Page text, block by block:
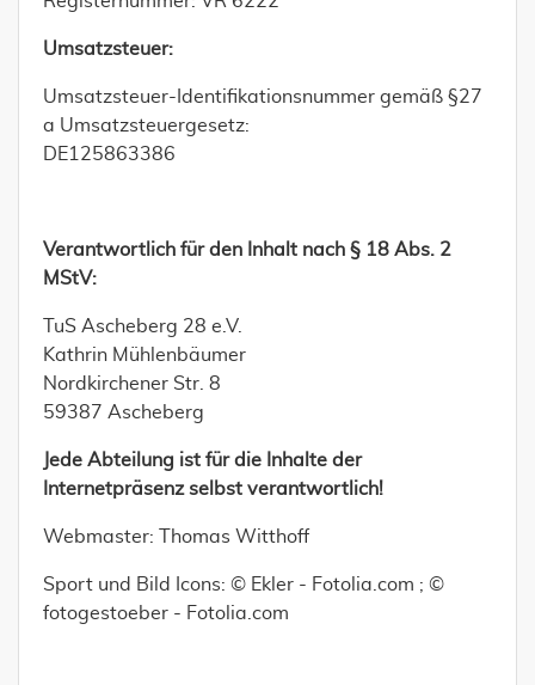
Umsatzsteuer:
Umsatzsteuer-Identifikationsnummer gemäß §27
a Umsatzsteuergesetz:
DE125863386
Verantwortlich für den Inhalt nach § 18 Abs. 2
MStV:
TuS Ascheberg 28 e.V.
Kathrin Mühlenbäumer
Nordkirchener Str. 8
59387 Ascheberg
Jede Abteilung ist für die Inhalte der
Internetpräsenz selbst verantwortlich!
Webmaster: Thomas Witthoff
Sport und Bild Icons: © Ekler - Fotolia.com ; ©
fotogestoeber - Fotolia.com